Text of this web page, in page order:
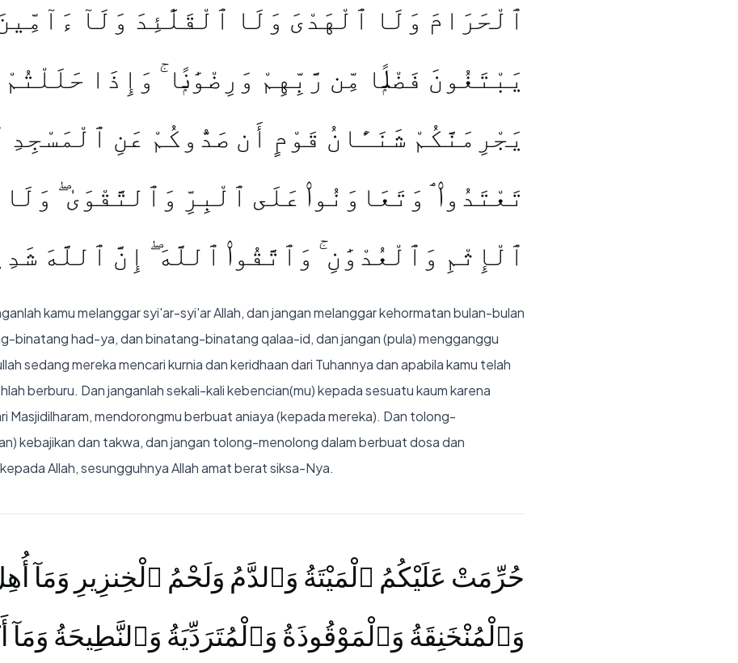
ٱلْحَرَامَ وَلَا ٱلْهَدْىَ وَلَا ٱلْقَلَٰٓئِدَ وَلَآ
يَبْتَغُونَ فَضْلًۭا مِّن رَّبِّهِمْ وَرِضْوَٰنًۭا ۚ وَإِذَا حَلَلْتُمْ
يَجْرِمَنَّكُمْ شَنَـَٔانُ قَوْمٍ أَن صَدُّوكُمْ عَنِ ٱلْمَسْجِدِ
تَعْتَدُوا۟ ۘ وَتَعَاوَنُوا۟ عَلَى ٱلْبِرِّ وَٱلتَّقْوَىٰ
ٱلْإِثْمِ وَٱلْعُدْوَٰنِ ۚ وَٱتَّقُوا۟ ٱللَّهَ ۖ إِنَّ ٱللَّهَ
kamu melanggar syi'ar-syi'ar Allah, dan jangan melanggar kehormatan bulan-bulan
binatang had-ya, dan binatang-binatang qalaa-id, dan jangan (pula) mengganggu
sedang mereka mencari kurnia dan keridhaan dari Tuhannya dan apabila kamu telah
berburu. Dan janganlah sekali-kali kebencian(mu) kepada sesuatu kaum karena
Masjidilharam, mendorongmu berbuat aniaya (kepada mereka). Dan tolong-
kebajikan dan takwa, dan jangan tolong-menolong dalam berbuat dosa dan
Allah, sesungguhnya Allah amat berat siksa-Nya.
حُرِّمَتْ عَلَيْكُمُ ٱلْمَيْتَةُ وَٱلدَّمُ وَلَحْمُ ٱلْخِنزِيرِ وَمَآ
وَٱلْمُنْخَنِقَةُ وَٱلْمَوْقُوذَةُ وَٱلْمُتَرَدِّيَةُ وَٱلنَّطِيحَةُ وَمَآ